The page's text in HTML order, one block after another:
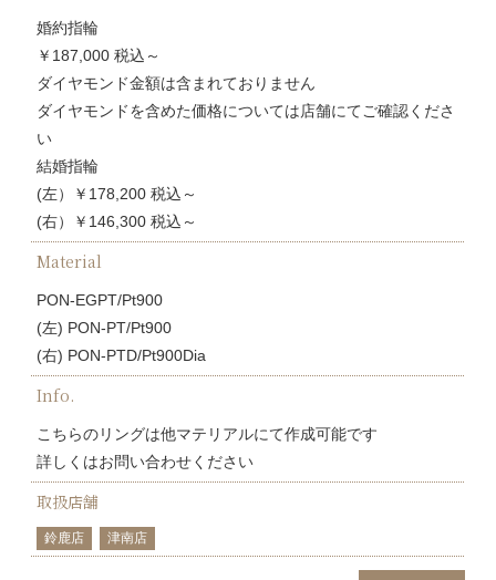
婚約指輪
￥187,000 税込～
ダイヤモンド金額は含まれておりません
ダイヤモンドを含めた価格については店舗にてご確認くださ
い
結婚指輪
(左）￥178,200 税込～
(右）￥146,300 税込～
Material
PON-EGPT/Pt900
(左) PON-PT/Pt900
(右) PON-PTD/Pt900Dia
Info.
こちらのリングは他マテリアルにて作成可能です
詳しくはお問い合わせください
取扱店舗
鈴鹿店 津南店